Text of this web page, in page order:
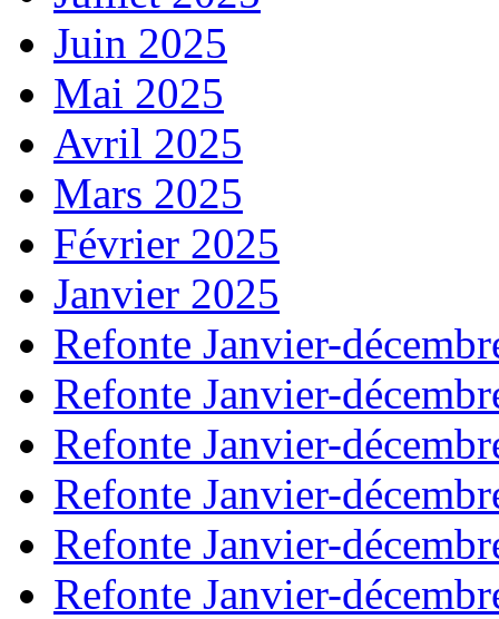
Juin 2025
Mai 2025
Avril 2025
Mars 2025
Février 2025
Janvier 2025
Refonte Janvier-
Refonte Janvier-
Refonte Janvier-
Refonte Janvier-
Refonte Janvier-
Refonte Janvier-